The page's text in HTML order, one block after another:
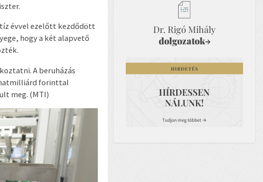
évvel ezelőtt kezdődött
hogy a két alapvető
A beruházás
forinttal
meg. (MTI)
Dr. Rigó Mihály
dolgozatok→